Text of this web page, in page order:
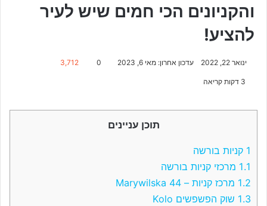
והקניונים הכי חמים שיש לעיר
להציע!
ינואר 22, 2022 עדכון אחרון: מאי 6, 2023 0
3,712
תוכן עניינים
1 קניות בורשה
1.1 מרכזי קניות בורשה
1.2 מרכז קניות – Marywilska 44
1.3 שוק הפשפשים Kolo